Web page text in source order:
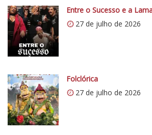
0
.
w
p
.
o
m
/
v
e
Entre o Sucesso e a
27 de julho de 2026
Folclórica
27 de julho de 2026